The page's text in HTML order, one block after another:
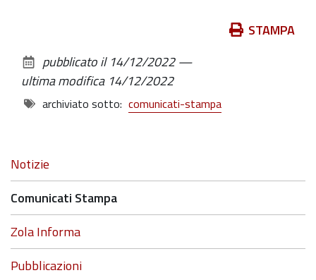
documento
STAMPA
pubblicato il 14/12/2022—
ultima modifica 14/12/2022
archiviato sotto: comunicati-stampa
Navigazione
Notizie
Comunicati Stampa
Zola Informa
Pubblicazioni